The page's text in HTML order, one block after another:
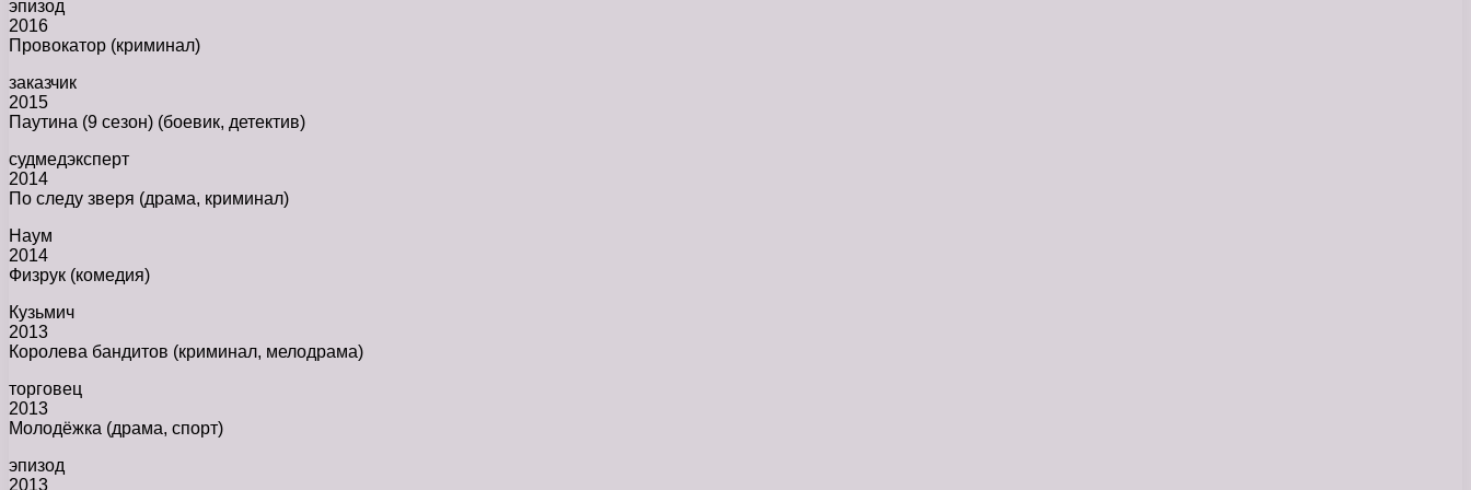
эпизод
2016
Провокатор (криминал)
заказчик
2015
Паутина (9 сезон) (боевик, детектив)
судмедэксперт
2014
По следу зверя (драма, криминал)
Наум
2014
Физрук (комедия)
Кузьмич
2013
Королева бандитов (криминал, мелодрама)
торговец
2013
Молодёжка (драма, спорт)
эпизод
2013